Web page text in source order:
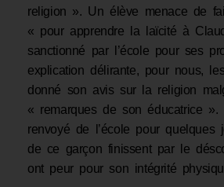
religion ». Un élève menace de
« pour apprendre la laïcité à
sanctionné par l’école pour ses
explication délirante, pour nous,
donné son avis sur la religion
« remarques de son éducatrice ».
renvoyé de l’école pour quelques
de ce garçon finissent par le
ont peur pour son intégrité